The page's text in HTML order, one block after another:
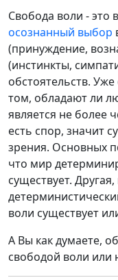
Свобода воли - это
осознанный выбор
(принуждение,
(инстинкты,
обстоятельств.
том, обладают ли
является не более
есть спор, значит
зрения. Основных
что мир
существует.
воли существует
А Вы как думаете,
свободой воли или